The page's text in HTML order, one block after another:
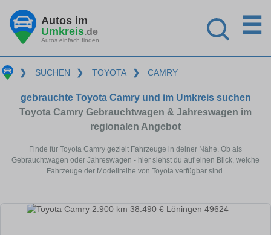
Autos im
Umkreis.de
Autos einfach finden
☰
❯ SUCHEN ❯ TOYOTA ❯ CAMRY
gebrauchte Toyota Camry und im Umkreis suchen
Toyota Camry Gebrauchtwagen & Jahreswagen im
regionalen Angebot
Finde für Toyota Camry gezielt Fahrzeuge in deiner Nähe. Ob als
Gebrauchtwagen oder Jahreswagen - hier siehst du auf einen Blick, welche
Fahrzeuge der Modellreihe von Toyota verfügbar sind.